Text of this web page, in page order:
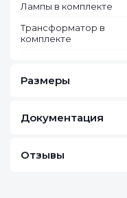
Лампы в комплекте
Трансформатор в
комплекте
Размеры
Документация
Отзывы